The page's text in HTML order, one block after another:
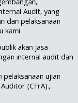
Audit, yang
dan pelaksanaan
kami:
akan jasa
internal audit dan
ujian
(CFrA).,